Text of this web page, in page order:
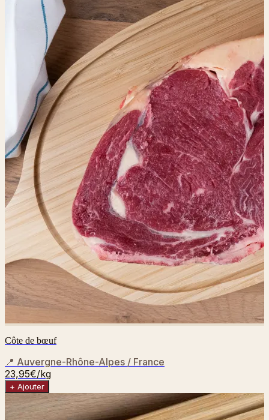
Côte de bœuf
📍 Auvergne-Rhône-Alpes / France
23,95€/kg
+ Ajouter